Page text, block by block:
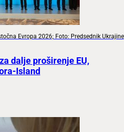
Evropa 2026; Foto: Predsednik Ukrajine
dalje proširenje EU,
Island